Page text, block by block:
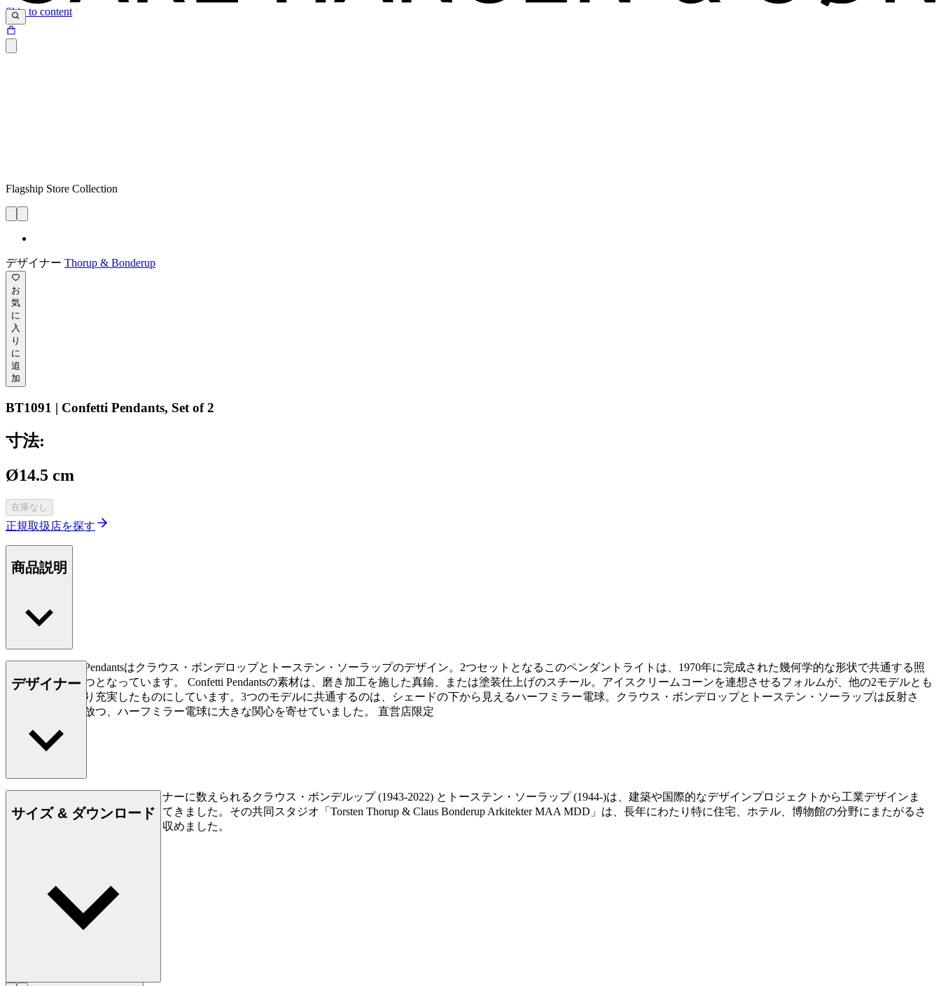
Skip to content
Flagship Store Collection
デザイナー Thorup & Bonderup
お
気
に
入
り
に
追
加
BT1091 | Confetti Pendants, Set of 2
寸法:
Ø14.5 cm
在庫なし
正規取扱店を探す
商品説明
BT1091 Confetti Pendantsはクラウス・ボンデロップとトーステン・ソーラップのデザイン。2つセットとなるこのペンダントライトは、1970年に完成された幾何学的な形状で共通する照
明シリーズの一つとなっています。 Confetti Pendantsの素材は、磨き加工を施した真鍮、または塗装仕上げのスチール。アイスクリームコーンを連想させるフォルムが、他の2モデルとも
にシリーズをより充実したものにしています。3つのモデルに共通するのは、シェードの下から見えるハーフミラー電球。クラウス・ボンデロップとトーステン・ソーラップは反射さ
せ、光を空間に放つ、ハーフミラー電球に大きな関心を寄せていました。 直営店限定
デザイナー
最も多作なポストモダンデザイナーに数えられるクラウス・ボンデルップ (1943-2022) とトーステン・ソーラップ (1944-)は、建築や国際的なデザインプロジェクトから工業デザインま
で、あらゆるものに足跡を残してきました。その共同スタジオ「Torsten Thorup & Claus Bonderup Arkitekter MAA MDD」は、長年にわたり特に住宅、ホテル、博物館の分野にまたがるさ
まざまなプロジェクトで成功を収めました。
サイズ & ダウンロード